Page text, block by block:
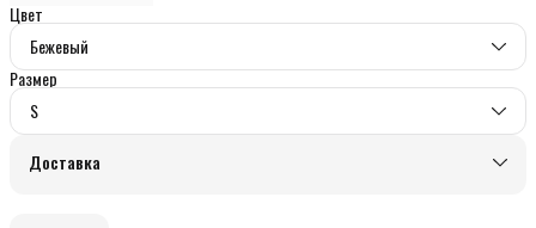
Цвет
Бежевый
Размер
S
Доставка